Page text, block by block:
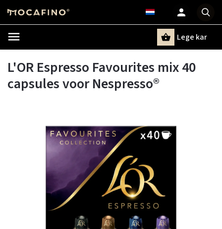
Lege kar
L'OR Espresso Favourites mix 40
capsules voor Nespresso®